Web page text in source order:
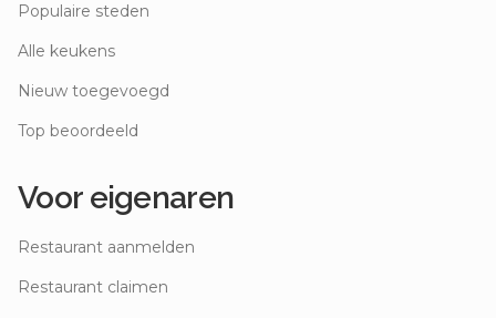
Populaire steden
Alle keukens
Nieuw toegevoegd
Top beoordeeld
Voor eigenaren
Restaurant aanmelden
Restaurant claimen